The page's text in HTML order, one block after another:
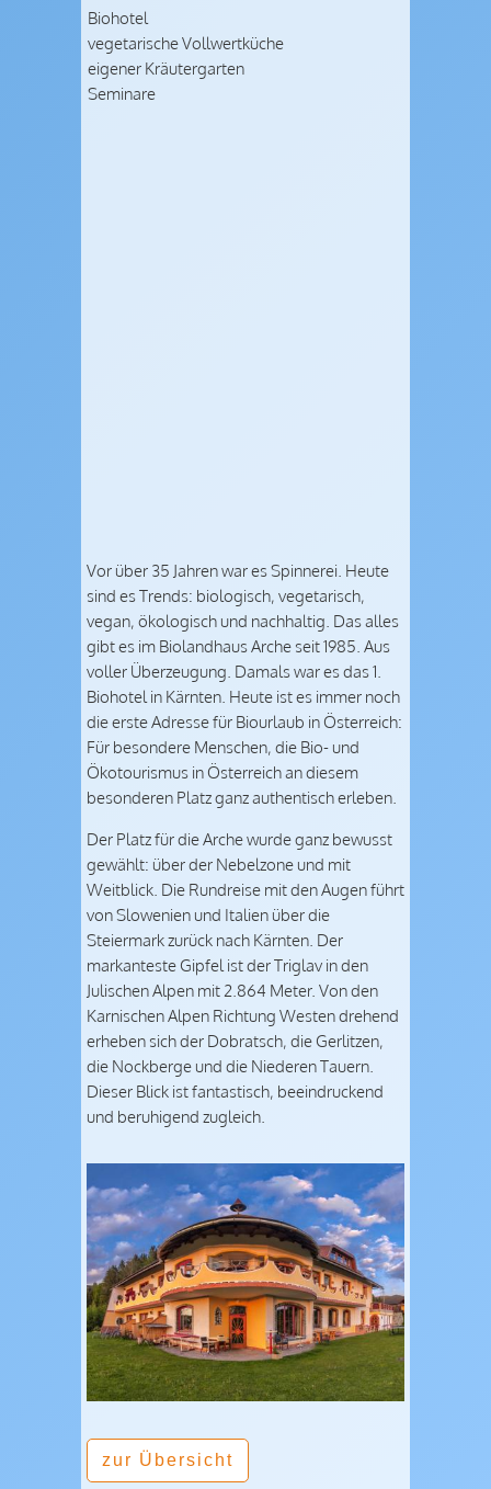
Biohotel
vegetarische Vollwertküche
eigener Kräutergarten
Seminare
Vor über 35 Jahren war es Spinnerei. Heute
sind es Trends: biologisch, vegetarisch,
vegan, ökologisch und nachhaltig. Das alles
gibt es im Biolandhaus Arche seit 1985. Aus
voller Überzeugung. Damals war es das 1.
Biohotel in Kärnten. Heute ist es immer noch
die erste Adresse für Biourlaub in Österreich:
Für besondere Menschen, die Bio- und
Ökotourismus in Österreich an diesem
besonderen Platz ganz authentisch erleben.
Der Platz für die Arche wurde ganz bewusst
gewählt: über der Nebelzone und mit
Weitblick. Die Rundreise mit den Augen führt
von Slowenien und Italien über die
Steiermark zurück nach Kärnten. Der
markanteste Gipfel ist der Triglav in den
Julischen Alpen mit 2.864 Meter. Von den
Karnischen Alpen Richtung Westen drehend
erheben sich der Dobratsch, die Gerlitzen,
die Nockberge und die Niederen Tauern.
Dieser Blick ist fantastisch, beeindruckend
und beruhigend zugleich.
zur Übersicht